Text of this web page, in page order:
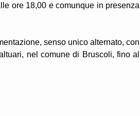
ore 18,00 e comunque in presenza
senso unico alternato, con
nel comune di Bruscoli, fino al